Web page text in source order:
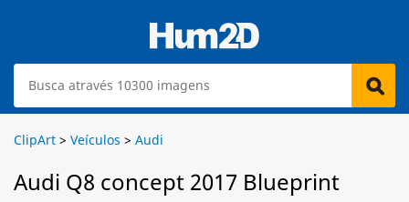
ClipArt > Veículos > Audi
Audi Q8 concept 2017 Blueprint